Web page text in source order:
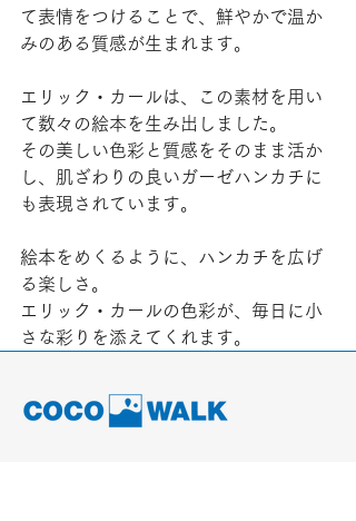
て表情をつけることで、鮮やかで温か
みのある質感が生まれます。
エリック・カールは、この素材を用い
て数々の絵本を生み出しました。
その美しい色彩と質感をそのまま活か
し、肌ざわりの良いガーゼハンカチに
も表現されています。
絵本をめくるように、ハンカチを広げ
る楽しさ。
エリック・カールの色彩が、毎日に小
さな彩りを添えてくれます。